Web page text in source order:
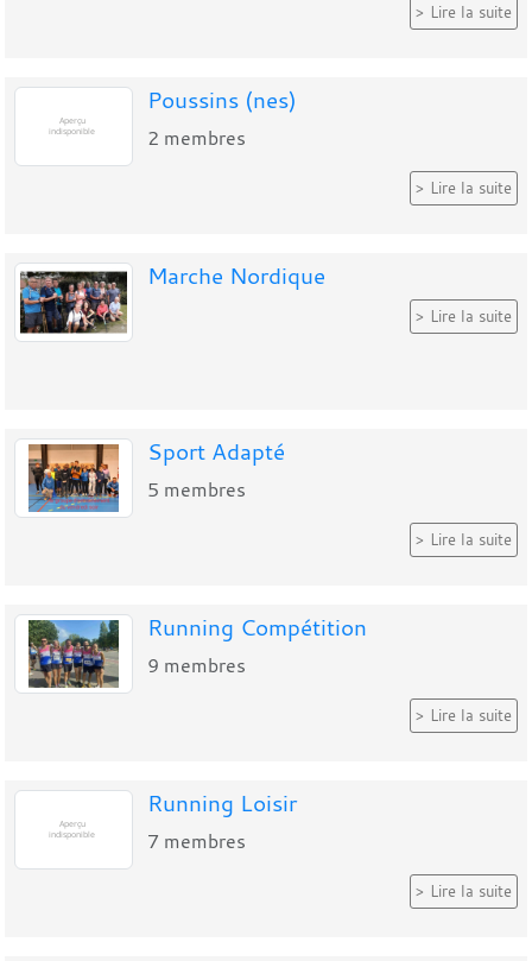
Lire la suite
Poussins (nes)
2 membres
Lire la suite
Marche Nordique
Lire la suite
Sport Adapté
5 membres
Lire la suite
Running Compétition
9 membres
Lire la suite
Running Loisir
7 membres
Lire la suite